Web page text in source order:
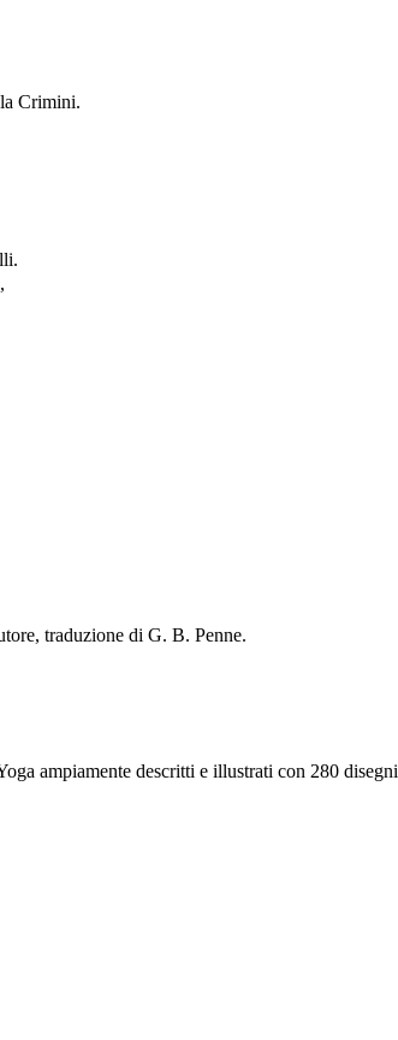
Crimini.
traduzione di G. B. Penne.
ampiamente descritti e illustrati con 280 disegni